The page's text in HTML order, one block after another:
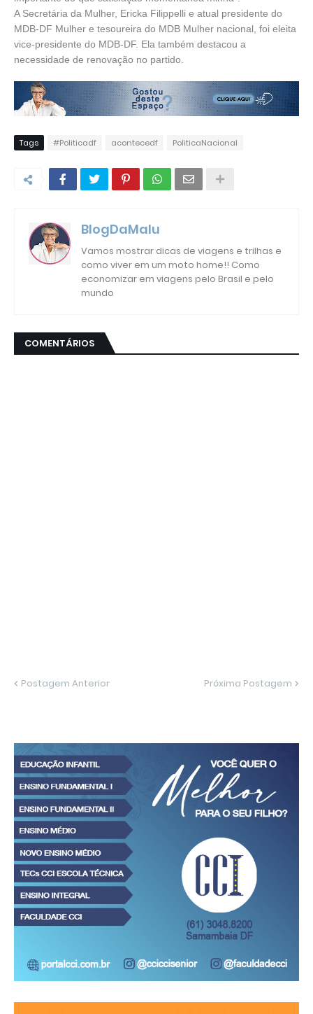
A Secretária da Mulher, Ericka Filippelli e atual presidente do
MDB-DF Mulher e tesoureira do MDB Mulher nacional, foi eleita
vice-presidente do MDB-DF. Ela também destacou a
necessidade de renovação no partido.
Tags #Politicadf acontecedf PoliticaNacional
BlogDaMalu
Vamos mostrar dicas de viagens e trilhas e
como viver em um moto home!! Como
economizar em viagens pelo Brasil e pelo
mundo
COMENTÁRIOS
Postagem Anterior Próxima Postagem